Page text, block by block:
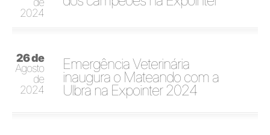
2024
26 de
Agosto
de
2024
Emergência Veterinária
inaugura o Mateando com a
Ulbra na Expointer 2024